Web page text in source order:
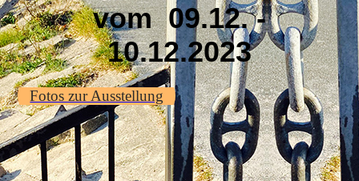
vom 09.12. -
10.12.2023
Fotos zur Ausstellung